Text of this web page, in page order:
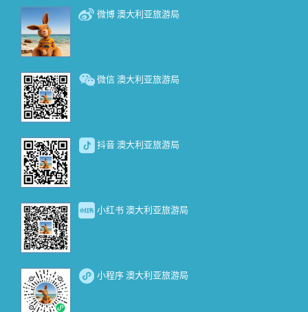
微博 澳大利亚旅游局
微信 澳大利亚旅游局
抖音 澳大利亚旅游局
小红书 澳大利亚旅游局
小程序 澳大利亚旅游局